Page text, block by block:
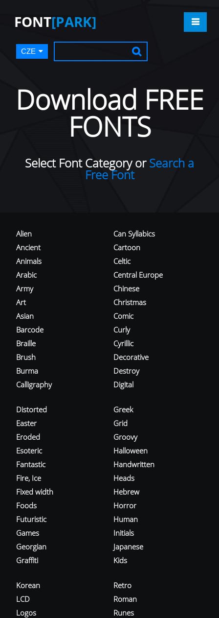
FONT[PARK]
CZE
Download FREE
FONTS
Select Font Category orSearch a
Free Font
Alien
Ancient
Animals
Arabic
Army
Art
Asian
Barcode
Braille
Brush
Burma
Calligraphy
Can Syllabics
Cartoon
Celtic
Central Europe
Chinese
Christmas
Comic
Curly
Cyrillic
Decorative
Destroy
Digital
Distorted
Easter
Eroded
Esoteric
Fantastic
Fire, Ice
Fixed width
Foods
Futuristic
Games
Georgian
Graffiti
Greek
Grid
Groovy
Halloween
Handwritten
Heads
Hebrew
Horror
Human
Initials
Japanese
Kids
Korean
LCD
Logos
Retro
Roman
Runes